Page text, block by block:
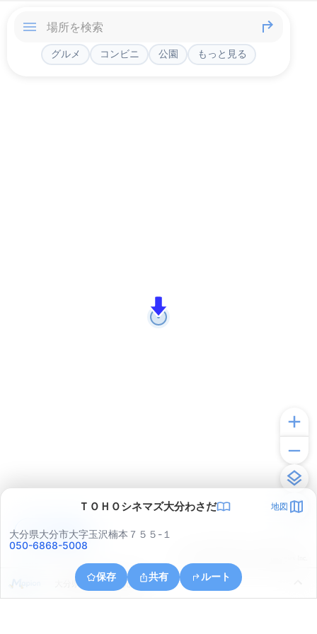
グルメ コンビニ 公園 もっと見る
ＴＯＨＯシネマズ大分わさだ 地図
大分県大分市大字玉沢楠本７５５-１
050-6868-5008
保存 共有 ルート
大分県大分市大字光吉
アプリで見る